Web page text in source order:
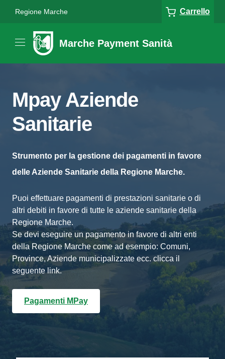
Regione Marche Carrello
Marche Payment Sanità
Mpay Aziende
Sanitarie
Strumento per la gestione dei pagamenti in favore
delle Aziende Sanitarie della Regione Marche.
Puoi effettuare pagamenti di prestazioni sanitarie o di
altri debiti in favore di tutte le aziende sanitarie della
Regione Marche.
Se devi eseguire un pagamento in favore di altri enti
della Regione Marche come ad esempio: Comuni,
Province, Aziende municipalizzate ecc. clicca il
seguente link.
Pagamenti MPay